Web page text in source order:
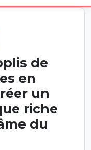
de
en
un
riche
du